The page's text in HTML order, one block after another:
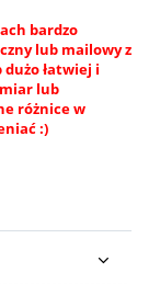
bardzo
lub mailowy z
łatwiej i
lub
różnice w
:)